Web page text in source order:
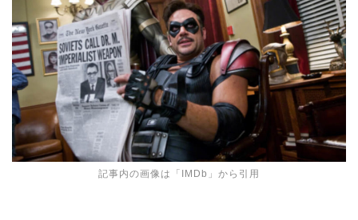
記事内の画像は「 IMDb 」から引用